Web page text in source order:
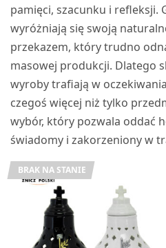
pamięci, szacunku i refleksji.
wyróżniają się swoją
przekazem, który trudno
masowej produkcji. Dlatego
wyroby trafiają w
czegoś więcej niż tylko
wybór, który pozwala oddać
świadomy i zakorzeniony w
BRAK NA STANIE